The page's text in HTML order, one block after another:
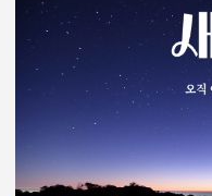
주일설교
새벽기도회
수요예배
금요기도회
어머니기도회
브라보시니어